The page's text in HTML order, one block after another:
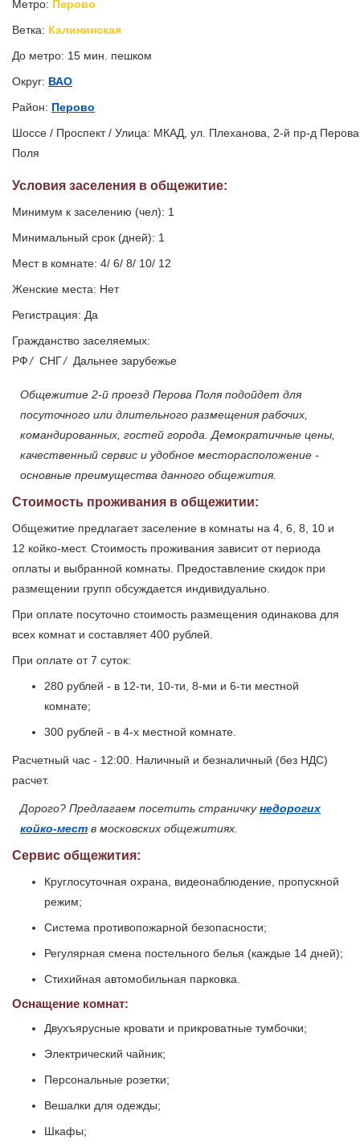
Метро: Перово
Ветка: Калининская
До метро: 15 мин. пешком
Округ: ВАО
Район: Перово
Шоссе / Проспект / Улица: МКАД, ул. Плеханова, 2-й пр-д Перова
Поля
Условия заселения в общежитие:
Минимум к заселению (чел): 1
Минимальный срок (дней): 1
Мест в комнате: 4/ 6/ 8/ 10/ 12
Женские места: Нет
Регистрация: Да
Гражданство заселяемых:
РФ/ СНГ/ Дальнее зарубежье
Общежитие 2-й проезд Перова Поля подойдет для
посуточного или длительного размещения рабочих,
командированных, гостей города. Демократичные цены,
качественный сервис и удобное месторасположение -
основные преимущества данного общежития.
Стоимость проживания в общежитии:
Общежитие предлагает заселение в комнаты на 4, 6, 8, 10 и
12 койко-мест. Стоимость проживания зависит от периода
оплаты и выбранной комнаты. Предоставление скидок при
размещении групп обсуждается индивидуально.
При оплате посуточно стоимость размещения одинакова для
всех комнат и составляет 400 рублей.
При оплате от 7 суток:
280 рублей - в 12-ти, 10-ти, 8-ми и 6-ти местной
комнате;
300 рублей - в 4-х местной комнате.
Расчетный час - 12:00. Наличный и безналичный (без НДС)
расчет.
Дорого? Предлагаем посетить страничкунедорогих
койко-мест в московских общежитиях.
Сервис общежития:
Круглосуточная охрана, видеонаблюдение, пропускной
режим;
Система противопожарной безопасности;
Регулярная смена постельного белья (каждые 14 дней);
Стихийная автомобильная парковка.
Оснащение комнат:
Двухъярусные кровати и прикроватные тумбочки;
Электрический чайник;
Персональные розетки;
Вешалки для одежды;
Шкафы;